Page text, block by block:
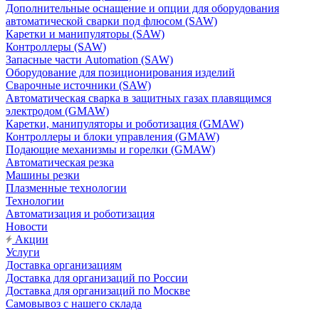
Дополнительные оснащение и опции для оборудования
автоматической сварки под флюсом (SAW)
Каретки и манипуляторы (SAW)
Контроллеры (SAW)
Запасные части Automation (SAW)
Оборудование для позиционирования изделий
Сварочные источники (SAW)
Автоматическая сварка в защитных газах плавящимся
электродом (GMAW)
Каретки, манипуляторы и роботизация (GMAW)
Контроллеры и блоки управления (GMAW)
Подающие механизмы и горелки (GMAW)
Автоматическая резка
Машины резки
Плазменные технологии
Технологии
Автоматизация и роботизация
Новости
Акции
Услуги
Доставка организациям
Доставка для организаций по России
Доставка для организаций по Москве
Самовывоз с нашего склада